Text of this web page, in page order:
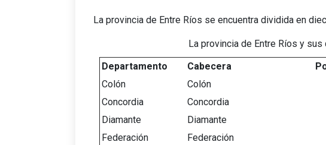
La provincia de Entre Ríos se encuentra dividida en
La provincia de Entre Ríos y
Departamento
Cabecera
Colón
Colón
Concordia
Concordia
Diamante
Diamante
Federación
Federación